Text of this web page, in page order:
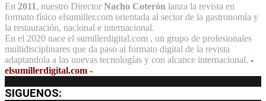
En 2011, nuestro Director Nacho Coterón lanza la revista en
formato físico elsumiller.com orientada al sector de la gastronomía y
la restauración, nacional e internacional.
En el 2020 nace el sumillerdigital.com , un grupo de profesionales
multidisciplinares que da paso al formato digital de la revista
adaptandola a las nuevas tecnologías y con alcance internacional. -
elsumillerdigital.com -
SIGUENOS: